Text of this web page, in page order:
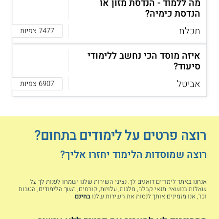
כאשר אחת המגמות המבוקשות היום בענף זה הוא הדפסת תלת
ממד. לחלופין ניתן לעבוד בתחום הלואו טק ולהתמחות בתכנון
מוצרים לבית, מוצרי פנאי, מוצרי צריכה, פריטי לבוש, רהיטים,
אריזות ועוד.
תפקיד
ניסיון
3 - 5 שנות
ניסיון
שכר חודשי
5 שנות
ניסיון
תעשייתי
8,000 -
שקלים
10,000 -
שקלים
15,000 -
17,000
שקלים
תעשייתי
שקלים
לחודש
שקלים
לחודש
שקלים
לחודש
הנדסת כימיה?
תכלת
7477 צפיות
איזה מוסד הכי נחשב ללימודי
סיעוד?
אביטל
6907 צפיות
רוצה פרטים על לימודים בתחום?
רוצה שמוסדות הלימוד יחזרו אליך?
אנחנו באתר לימודים דואגים לך. נציגי השירות שלנו ישמחו לענות לך על
שאלות בנושאי: תנאי קבלה, מלגות, עלויות, קורסים, משך הלימודים, הטבות
וכו', אנו מזמינים אותך לנסות את השירות שלנובחינם.